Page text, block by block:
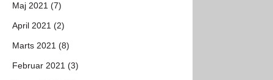
Maj 2021 (7)
April 2021 (2)
Marts 2021 (8)
Februar 2021 (3)